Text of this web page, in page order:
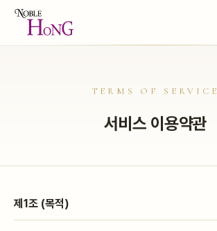
TERMS OF SERVICE
서비스 이용약관
제1조 (목적)